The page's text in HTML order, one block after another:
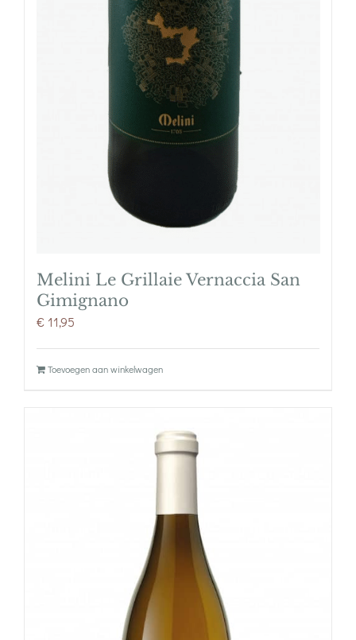
Melini Le Grillaie Vernaccia San
Gimignano
€ 11,95
Toevoegen aan winkelwagen